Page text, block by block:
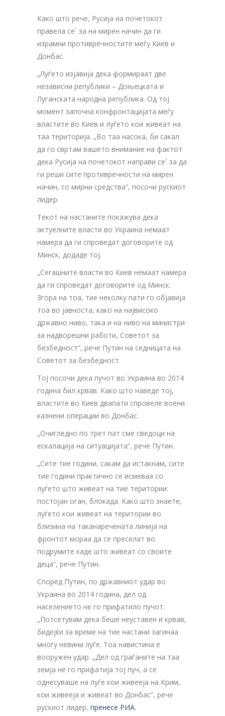
Како што рече, Русија на почетокот
правела се` за на мирен начин да ги
израмни противречностите меѓу Киев и
Донбас.
„Луѓето изјавија дека формираат две
независни републики – Доњецката и
Луганската народна република. Од тој
момент започна конфронтацијата меѓу
властите во Киев и луѓето кои живеат на
таа територија. „Во таа насока, би сакал
да го свртам вашето внимание на фактот
дека Русија на почетокот направи се` за да
ги реши сите противречности на мирен
начин, со мирни средства“, посочи рускиот
лидер.
Текот на настаните покажува дека
актуелните власти во Украина немаат
намера да ги спроведат договорите од
Минск, додаде тој.
„Сегашните власти во Киев немаат намера
да ги спроведат договорите од Минск.
Згора на тоа, тие неколку пати го објавија
тоа во јавноста, како на највисоко
државно ниво, така и на ниво на министри
за надворешни работи, Советот за
безбедност“, рече Путин на седницата на
Советот за безбедност.
Тој посочи дека пучот во Украина во 2014
година бил крвав. Како што наведе тој,
властите во Киев двапати спровеле воени
казнени операции во Донбас.
„Очигледно по трет пат сме сведоци на
ескалација на ситуацијата“, рече Путин.
„Сите тие години, сакам да истакнам, сите
тие години практично се исмеваа со
луѓето што живеат на тие територии:
постојан оган, блокада. Како што знаете,
луѓето кои живеат на територии во
близина на таканаречената линија на
фронтот мораа да се преселат во
подрумите каде што живеат со своите
деца“, рече Путин.
Според Путин, по државниот удар во
Украина во 2014 година, дел од
населението не го прифатило пучот.
„Потсетувам дека беше неуставен и крвав,
бидејќи за време на тие настани загинаа
многу невини луѓе. Тоа навистина е
вооружен удар. „Дел од граѓаните на таа
земја не го прифатија тој пуч, а се
однесуваше на луѓе кои живееја на Крим,
кои живееја и живеат во Донбас“, рече
рускиот лидер, пренесе РИА.